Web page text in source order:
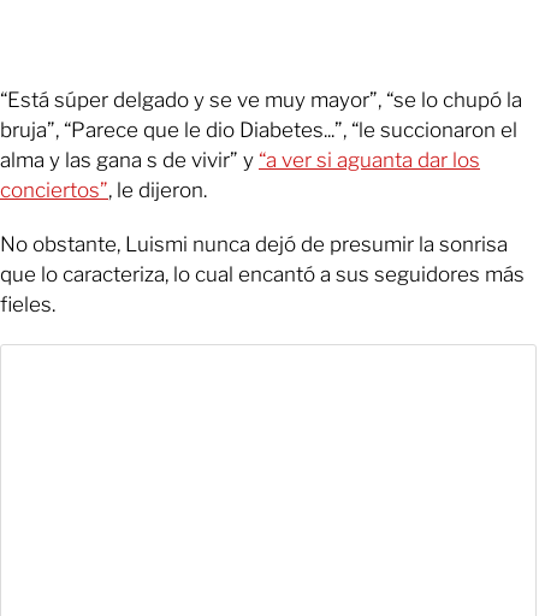
“Está súper delgado y se ve muy mayor”, “se lo chupó la
bruja”, “Parece que le dio Diabetes...”, “le succionaron el
alma y las gana s de vivir” y “a ver si aguanta dar los
conciertos”, le dijeron.
No obstante, Luismi nunca dejó de presumir la sonrisa
que lo caracteriza, lo cual encantó a sus seguidores más
fieles.